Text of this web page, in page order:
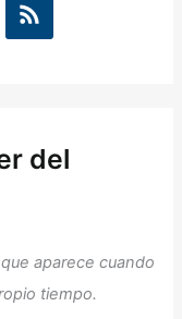
del
aparece cuando
tiempo.